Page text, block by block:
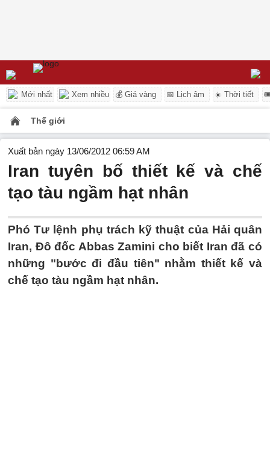
Mới nhất Xem nhiều 💰 Giá vàng 📅 Lịch âm ☀️ Thời tiết
Thế giới
Xuất bản ngày 13/06/2012 06:59 AM
Iran tuyên bố thiết kế và chế
tạo tàu ngầm hạt nhân
Phó Tư lệnh phụ trách kỹ thuật của Hải quân
Iran, Đô đốc Abbas Zamini cho biết Iran đã có
những "bước đi đầu tiên" nhằm thiết kế và
chế tạo tàu ngầm hạt nhân.